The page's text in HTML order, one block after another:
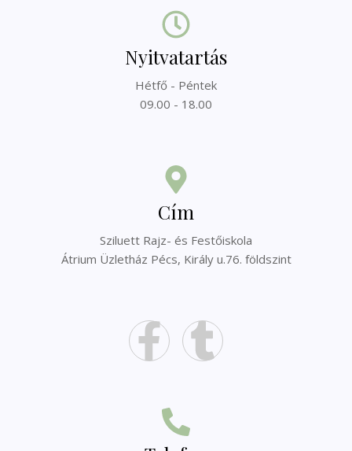
Nyitvatartás
Hétfő - Péntek
09.00 - 18.00
Cím
Sziluett Rajz- és Festőiskola
Átrium Üzletház Pécs, Király u.76. földszint